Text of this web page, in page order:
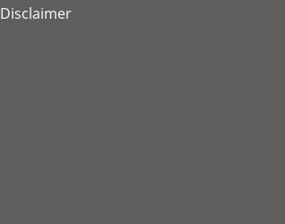
Disclaimer